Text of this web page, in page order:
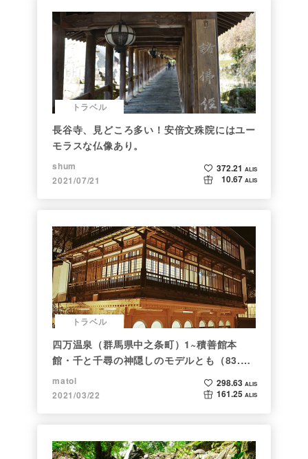
トラベル
長谷寺、見どころ多い！安倍文殊院にはユー
モラスな仏像あり。
shum
2021/07/21
372.21 ALIS
10.67 ALIS
トラベル
四万温泉（群馬県中之条町）1~積善館本
館・千と千尋の神隠しのモデルとも（83.と
らべるショット）
matol
2021/03/22
298.63 ALIS
161.25 ALIS